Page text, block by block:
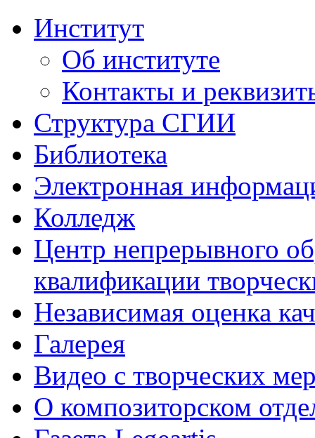
Институт
Об институте
Контакты и
Структура СГИИ
Библиотека
Электронная
Колледж
Центр непрерывного
квалификации
Независимая оценка
Галерея
Видео с творческих
О композиторском